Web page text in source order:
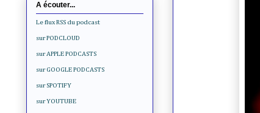
A écouter...
Le flux RSS du podcast
sur PODCLOUD
sur APPLE PODCASTS
sur GOOGLE PODCASTS
sur SPOTIFY
sur YOUTUBE